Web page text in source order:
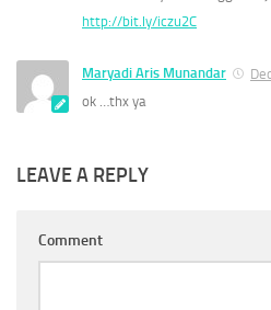
http://bit.ly/iczu2C
Maryadi Aris Munandar
ok …thx ya
LEAVE A REPLY
Comment